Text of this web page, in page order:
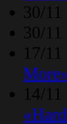
30/11
30/11
17/11
14/11